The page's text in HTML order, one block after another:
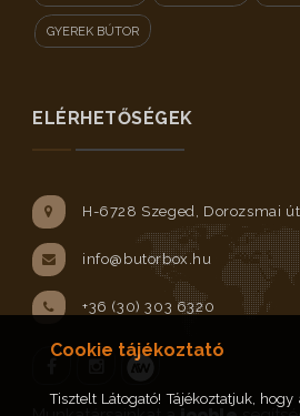
GYEREK BÚTOR
ELÉRHETŐSÉGEK
H-6728 Szeged, Dorozsmai út
info@butorbox.hu
+36 (30) 303 6320
FacebookInstagram
Cookie tájékoztató
Tisztelt Látogató! Tájékoztatjuk,